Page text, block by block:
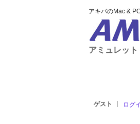
アキバのMac &
アミュレッ
ゲスト ログ